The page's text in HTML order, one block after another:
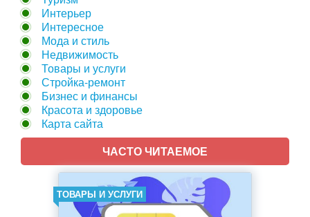
Интерьер
Интересное
Мода и стиль
Недвижимость
Товары и услуги
Стройка-ремонт
Бизнес и финансы
Красота и здоровье
Карта сайта
ЧАСТО ЧИТАЕМОЕ
ТОВАРЫ И УСЛУГИ